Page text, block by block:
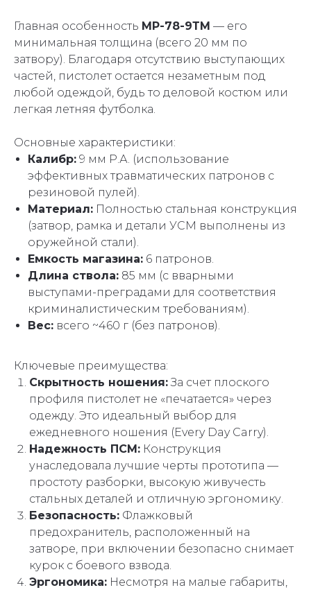
Главная особенность МР-78-9ТМ — его
минимальная толщина (всего 20 мм по
затвору). Благодаря отсутствию выступающих
частей, пистолет остается незаметным под
любой одеждой, будь то деловой костюм или
легкая летняя футболка.
Основные характеристики:
Калибр: 9 мм Р.А. (использование
эффективных травматических патронов с
резиновой пулей).
Материал: Полностью стальная конструкция
(затвор, рамка и детали УСМ выполнены из
оружейной стали).
Емкость магазина: 6 патронов.
Длина ствола: 85 мм (с вварными
выступами-преградами для соответствия
криминалистическим требованиям).
Вес: всего ~460 г (без патронов).
Ключевые преимущества:
Скрытность ношения:За счет плоского
профиля пистолет не «печатается» через
одежду. Это идеальный выбор для
ежедневного ношения (Every Day Carry).
Надежность ПСМ: Конструкция
унаследовала лучшие черты прототипа —
простоту разборки, высокую живучесть
стальных деталей и отличную эргономику.
Безопасность: Флажковый
предохранитель, расположенный на
затворе, при включении безопасно снимает
курок с боевого взвода.
Эргономика: Несмотря на малые габариты,